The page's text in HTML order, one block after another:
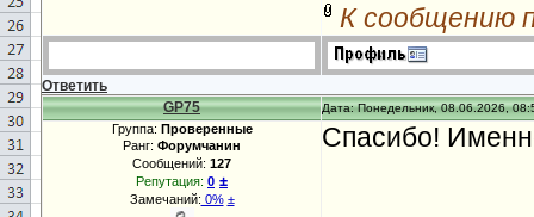
К сообщению
Ответить
GP75
Дата: Понедельник, 08.06.2026,
Группа: Проверенные
Ранг: Форумчанин
Сообщений: 127
Репутация: 0 ±
Замечаний: 0% ±
Cпасибо!